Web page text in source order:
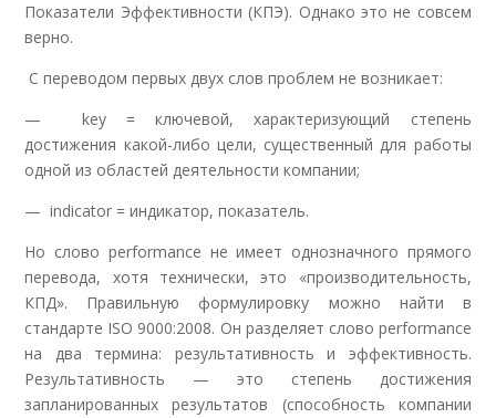
Показатели Эффективности (КПЭ). Однако это не совсем
верно.
С переводом первых двух слов проблем не возникает:
— key = ключевой, характеризующий степень
достижения какой-либо цели, существенный для работы
одной из областей деятельности компании;
— indicator = индикатор, показатель.
Но слово performance не имеет однозначного прямого
перевода, хотя технически, это «производительность,
КПД». Правильную формулировку можно найти в
стандарте ISO 9000:2008. Он разделяет слово performance
на два термина: результативность и эффективность.
Результативность — это степень достижения
запланированных результатов (способность компании